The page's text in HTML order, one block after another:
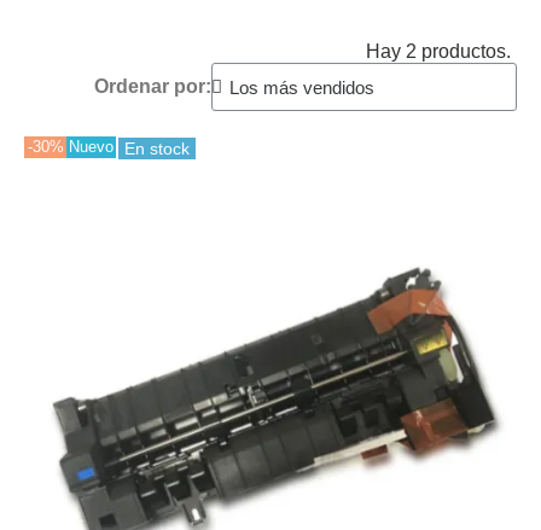
Hay 2 productos.
Ordenar por:
-30% Nuevo En stock